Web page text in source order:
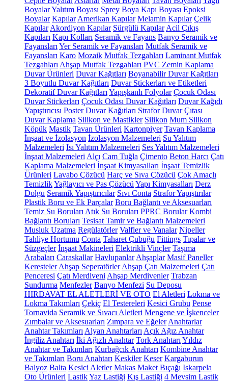
BoyalarYalıtım Boyası Sprey Boya Kapı Boyası Epoksi
Boyalar Kapılar Amerikan Kapılar Melamin Kapılar Çelik
Kapılar Akordiyon Kapılar Sürgülü Kapılar Acil Çıkış
Kapıları Kapı Kolları Seramik ve Fayans Banyo Seramik ve
Fayansları Yer Seramik ve Fayansları Mutfak Seramik ve
Fayansları Karo Mozaik Mutfak Tezgahları Laminant Mutfak
Tezgahları Ahşap Mutfak Tezgahları PVC Zemin Kaplama
Duvar Ürünleri Duvar Kağıtları Boyanabilir Duvar Kağıtları
3 Boyutlu Duvar Kağıtları Duvar Stickerları ve Etiketleri
Dekoratif Duvar Kağıtları Yapışkanlı Folyolar Çocuk Odası
Duvar Stickerları Çocuk Odası Duvar Kağıtları Duvar Kağıdı
Yapıştırıcısı Poster Duvar Kağıtları Strafor Duvar Çıtası
Duvar Kaplama Silikon ve Mastikler Silikon Mum Silikon
Köpük Mastik Tavan Ürünleri Kartonpiyer Tavan Kaplama
İnşaat ve İzolasyon İzolasyon Malzemeleri Su Yalıtım
Malzemeleri Isı Yalıtım Malzemeleri Ses Yalıtım Malzemeleri
İnşaat Malzemeleri Alçı Cam Tuğla Çimento Beton Harcı Çatı
Kaplama Malzemeleri İnşaat Kimyasalları İnşaat Temizlik
Ürünleri Lavabo Çözücü Harç ve Sıva Çözücü Çok Amaçlı
TemizlikYağlayıcı ve Pas Çözücü Yapı Kimyasalları Derz
Dolgu Seramik Yapıştırıcılar Sıvı Conta Strafor Yapıştırılar
Plastik Boru ve Ek Parçalar Boru Bağlantı ve Aksesuarları
Temiz Su Boruları Atık Su Boruları PPRC Borular Kombi
Bağlantı Boruları Tesisat Tamir ve Bağlantı Malzemeleri
Musluk Uzatma Regülatörler Valfler ve Vanalar Nipeller
Tahliye Hortumu Conta Taharet Çubuğu Fittings Tıpalar ve
Süzgeçler İnşaat Makineleri Elektrikli Vinçler Taşıma
Arabaları Caraskallar Havlupanlar Ahşaplar Masif Paneller
Keresteler Ahşap Seperatörler Ahşap Çatı Malzemeleri Çatı
Penceresi Çatı Merdiveni Ahşap Merdivenler Trabzan
Sundurma Menfezler Banyo Menfezi Su Deposu
HIRDAVAT EL ALETLERİ VE OTO El Aletleri Lokma ve
Lokma Takımları Çekiç El Testereleri Kesici Grubu Pense
Tornavida Seramik ve Sıvacı Aletleri Mengene ve İşkenceler
Zımbalar ve Aksesuarları Zımpara ve Eğeler Anahtarlar
Anahtar Takımları Alyan Anahtarları Açık Ağız Anahtar
İngiliz Anahtarı İki Ağızlı Anahtar Tork Anahtarı Yıldız
Anahtar ve Takımları Kurbağcık Anahtarı Kombine Anahtar
ve Takımları Boru Anahtarı Keskiler Keser Kargaburun
Balyoz Balta Kesici Aletler Makas Maket Bıçağı Iskarpela
Oto Ürünleri LastikYaz Lastiği Kış Lastiği 4 Mevsim Lastik